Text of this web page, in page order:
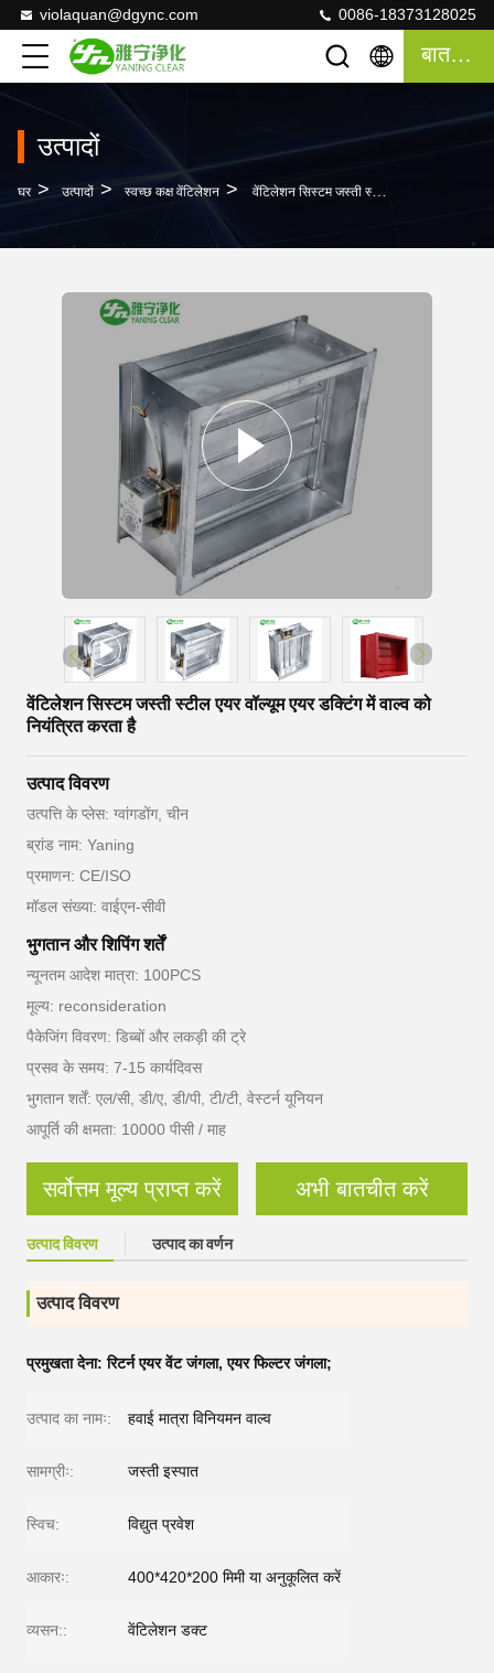
violaquan@dgync.com 0086-18373128025
बात करना
उत्पादों
घर > उत्पादों > स्वच्छ कक्ष वेंटिलेशन > वेंटिलेशन सिस्टम जस्ती स्टील एयर वॉल्यूम एयर डक्टिंग में वाल्व को नियंत्रित करता है
वेंटिलेशन सिस्टम जस्ती स्टील एयर वॉल्यूम एयर डक्टिंग में वाल्व को
नियंत्रित करता है
उत्पाद विवरण
उत्पत्ति के प्लेस: ग्वांगडोंग, चीन
ब्रांड नाम: Yaning
प्रमाणन: CE/ISO
मॉडल संख्या: वाईएन-सीवी
भुगतान और शिपिंग शर्तें
न्यूनतम आदेश मात्रा: 100PCS
मूल्य: reconsideration
पैकेजिंग विवरण: डिब्बों और लकड़ी की ट्रे
प्रसव के समय: 7-15 कार्यदिवस
भुगतान शर्तें: एल/सी, डी/ए, डी/पी, टी/टी, वेस्टर्न यूनियन
आपूर्ति की क्षमता: 10000 पीसी / माह
सर्वोत्तम मूल्य प्राप्त करें अभी बातचीत करें
उत्पाद विवरण उत्पाद का वर्णन
उत्पाद विवरण
प्रमुखता देना:रिटर्न एयर वेंट जंगला,एयर फिल्टर जंगला;
उत्पाद का नामः: हवाई मात्रा विनियमन वाल्व
सामग्रीः: जस्ती इस्पात
स्विच: विद्युत प्रवेश
आकारः: 400*420*200 मिमी या अनुकूलित करें
व्यसन:: वेंटिलेशन डक्ट